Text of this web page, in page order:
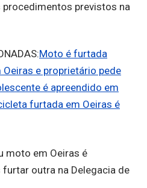
previstos na
Moto é furtada
e proprietário pede
é apreendido em
furtada em Oeiras é